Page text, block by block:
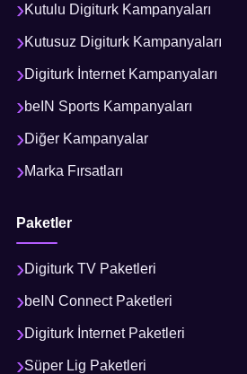
Kutulu Digiturk Kampanyaları
Kutusuz Digiturk Kampanyaları
Digiturk İnternet Kampanyaları
beIN Sports Kampanyaları
Diğer Kampanyalar
Marka Fırsatları
Paketler
Digiturk TV Paketleri
beIN Connect Paketleri
Digiturk İnternet Paketleri
Süper Lig Paketleri